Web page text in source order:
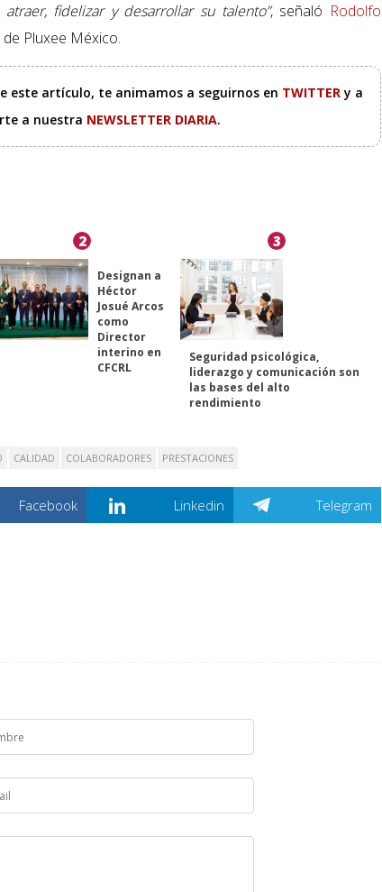
fidelizar y desarrollar su talento”, señaló Rodolfo
Pluxee México.
este artículo, te animamos a seguirnos en TWITTERy a
a nuestra NEWSLETTER DIARIA.
2
Designan a
Héctor
Josué Arcos
como
Director
interino en
CFCRL
3
Seguridad psicológica,
liderazgo y comunicación son
las bases del alto
rendimiento
CALIDAD COLABORADORES PRESTACIONES
Facebook Linkedin Telegram